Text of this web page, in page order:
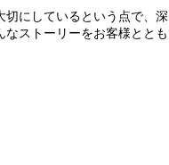
切にしているという点で、深
ストーリーをお客様ととも